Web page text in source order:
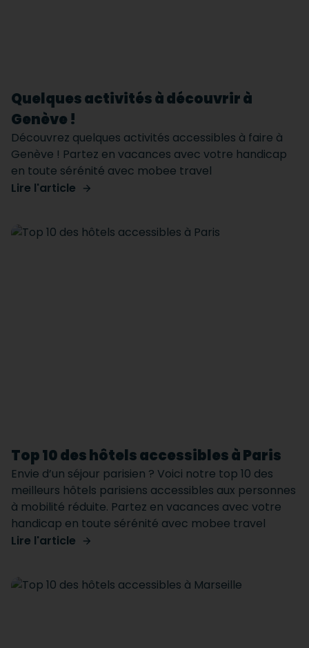
Quelques activités à découvrir à
Genève !
Découvrez quelques activités accessibles à faire à
Genève ! Partez en vacances avec votre handicap
en toute sérénité avec mobee travel
Lire l'article
Top 10 des hôtels accessibles à Paris
Envie d’un séjour parisien ? Voici notre top 10 des
meilleurs hôtels parisiens accessibles aux personnes
à mobilité réduite. Partez en vacances avec votre
handicap en toute sérénité avec mobee travel
Lire l'article